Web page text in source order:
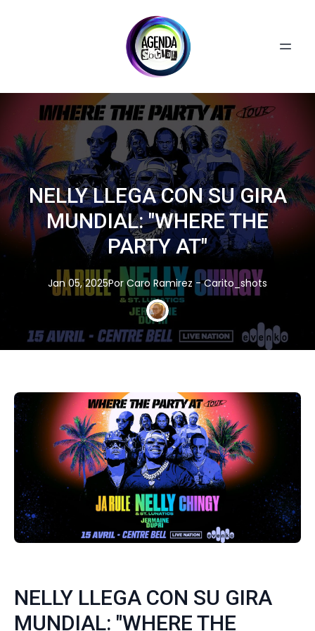
NELLY LLEGA CON SU GIRA
MUNDIAL: "WHERE THE
PARTY AT"
Jan 05, 2025Por Caro Ramirez - Carito_shots
NELLY LLEGA CON SU GIRA
MUNDIAL: "WHERE THE